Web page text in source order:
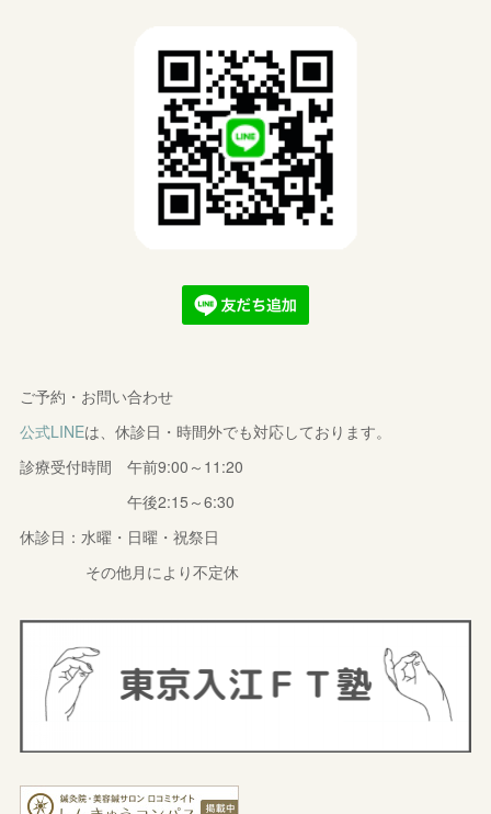
ご予約・お問い合わせ
公式LINEは、休診日・時間外でも対応しております。
診療受付時間 午前9:00～11:20
午後2:15～6:30
休診日：水曜・日曜・祝祭日
その他月により不定休